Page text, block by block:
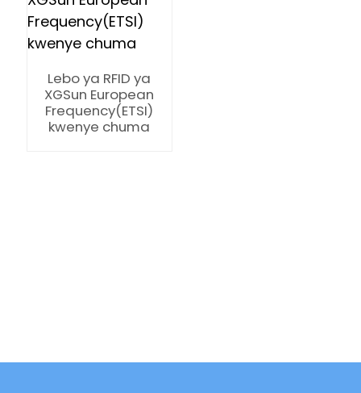
Lebo ya RFID ya
XGSun European
Frequency(ETSI)
kwenye chuma